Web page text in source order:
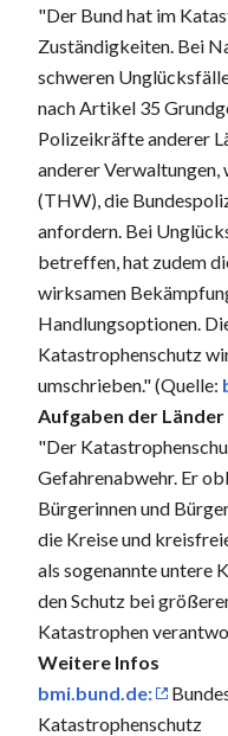
"Der Bund hat im
Zuständigkeiten. Bei
schweren
nach Artikel 35
Polizeikräfte anderer
anderer Verwaltungen,
(THW), die
anfordern. Bei
betreffen, hat zudem
wirksamen
Handlungsoptionen.
Katastrophenschutz
umschrieben." (Quelle:
Aufgaben der
"Der
Gefahrenabwehr. Er
Bürgerinnen und
die Kreise und
als sogenannte untere
den Schutz bei
Katastrophen
Weitere Infos
bmi.bund.de:
Katastrophenschutz